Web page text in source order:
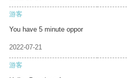
游客
You have 5 minute oppor
2022-07-21
游客